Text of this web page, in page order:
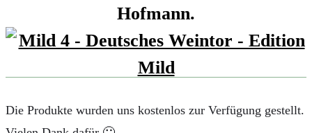
Hofmann.
Die Produkte wurden uns kostenlos zur Verfügung gestellt.